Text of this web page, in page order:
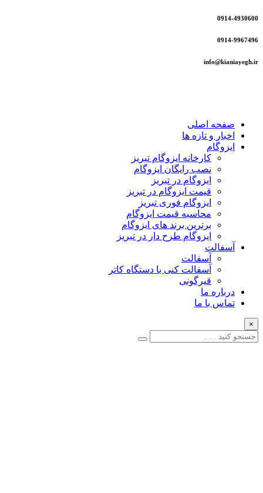
0914-4930600
0914-9967496
info@kianiayegh.ir
صفحه اصلی
اخبار و تازه ها
ایزوگام
کارخانه ایزوگام تبریز
نصب رایگان ایزوگام
ایزوگام در تبریز
قیمت ایزوگام در تبریز
ایزوگام فوری تبریز
محاسبه قیمت ایزوگام
برترین برند های ایزوگام
ایزوگام طرح دار در تبریز
آسفالت
آسفالت
آسفالت کنی با دستگاه کاتر
قیرگونی
درباره ما
تماس با ما
×